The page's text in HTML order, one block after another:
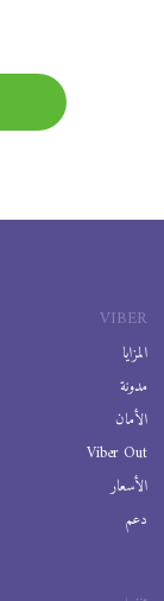
VIBER
المزايا
مدونة
الأمان
Viber Out
الأسعار
دعم